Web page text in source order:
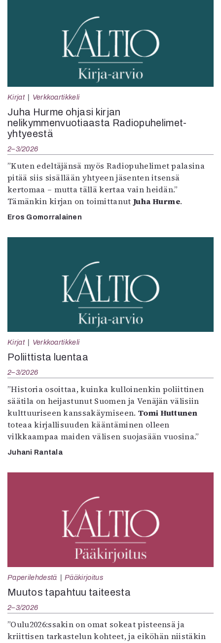
Kirjat Verkkoartikkeli
Juha Hurme ohjasi kirjan
nelikymmenvuotiaasta Radiopuhelimet-
yhtyeestä
2–3/2026
”Kuten edeltäjänsä myös Radiopuhelimet palasina
pitää siis sisällään yhtyeen jäsenten itsensä
kertomaa – mutta tällä kertaa vain heidän.”
Tämänkin kirjan on toimittanut Juha Hurme.
Eros Gomorralainen
Kirjat Verkkoartikkeli
Poliittista luentaa
2–3/2026
”Historia osoittaa, kuinka kulloinenkin poliittinen
säätila on heijastunut Suomen ja Venäjän välisiin
kulttuuriseen kanssakäymiseen. Tomi Huttunen
toteaa kirjallisuuden kääntäminen olleen
vilkkaampaa maiden välisen suojasään vuosina.”
Juhani Rantala
Paperilehdestä Pääkirjoitus
Muutos tapahtuu taiteesta
2–3/2026
”Oulu2026:ssakin on omat sokeat pisteensä ja
kriittisen tarkastelun kohteet, ja eiköhän niistäkin